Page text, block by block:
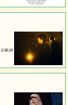
2:36:18